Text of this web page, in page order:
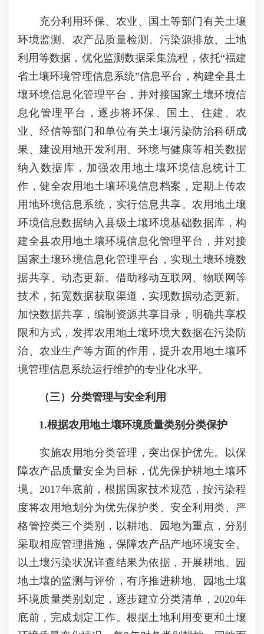
充分利用环保、农业、国土等部门有关土壤
环境监测、农产品质量检测、污染源排放、土地
利用等数据，优化监测数据采集流程，依托“福建
省土壤环境管理信息系统”信息平台，构建全县土
壤环境信息化管理平台，并对接国家土壤环境信
息化管理平台，逐步将环保、国土、住建、农
业、经信等部门和单位有关土壤污染防治科研成
果、建设用地开发利用、环境与健康等相关数据
纳入数据库，加强农用地土壤环境信息统计工
作，健全农用地土壤环境信息档案，定期上传农
用地环境信息系统，实行信息共享。农用地土壤
环境信息数据纳入县级土壤环境基础数据库，构
建全县农用地土壤环境信息化管理平台，并对接
国家土壤环境信息化管理平台，实现土壤环境数
据共享、动态更新。借助移动互联网、物联网等
技术，拓宽数据获取渠道，实现数据动态更新。
加快数据共享，编制资源共享目录，明确共享权
限和方式，发挥农用地土壤环境大数据在污染防
治、农业生产等方面的作用，提升农用地土壤环
境管理信息系统运行维护的专业化水平。
（三）分类管理与安全利用
1.根据农用地土壤环境质量类别分类保护
实施农用地分类管理，突出保护优先。以保
障农产品质量安全为目标，优先保护耕地土壤环
境。2017年底前，根据国家技术规范，按污染程
度将农用地划分为优先保护类、安全利用类、严
格管控类三个类别，以耕地、园地为重点，分别
采取相应管理措施，保障农产品产地环境安全。
以土壤污染状况详查结果为依据，开展耕地、园
地土壤的监测与评价，有序推进耕地、园地土壤
环境质量类别划定，逐步建立分类清单，2020年
底前，完成划定工作。根据土地利用变更和土壤